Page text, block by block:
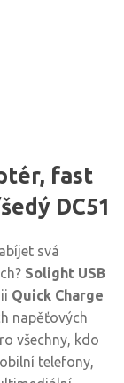
fast
DC51
svá
Solight USB
Quick Charge
napěťových
všechny, kdo
telefony,